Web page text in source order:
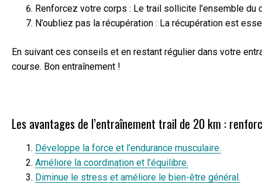
Renforcez votre corps : Le trail sollicite l’ensemble
N’oubliez pas la récupération : La récupération est
En suivant ces conseils et en restant régulier dans votre
course. Bon entraînement !
Les avantages de l’entraînement trail de 20 km :
Développe la force et l’endurance musculaire.
Améliore la coordination et l’équilibre.
Diminue le stress et améliore le bien-être général.